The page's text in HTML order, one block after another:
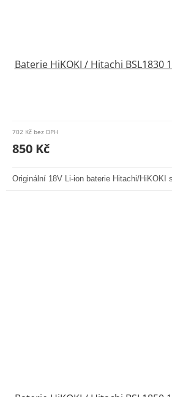
Baterie HiKOKI / Hitachi BSL1830
702 Kč bez DPH
850 Kč
Originální 18V Li-ion baterie Hitachi/HiKOKI